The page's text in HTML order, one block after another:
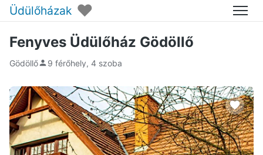
Üdülőházak ♥ Menü
Fenyves Üdülőház Gödöllő
Gödöllő 9 férőhely, 4 szoba